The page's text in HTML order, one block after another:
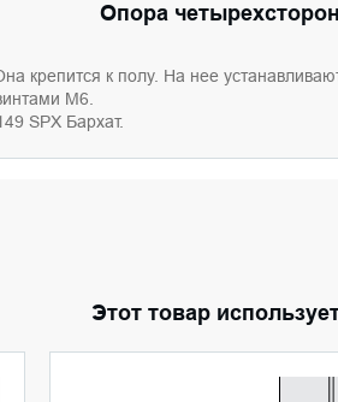
Опора
на крепится к полу. На нее
М6.
SPX Бархат.
Этот товар